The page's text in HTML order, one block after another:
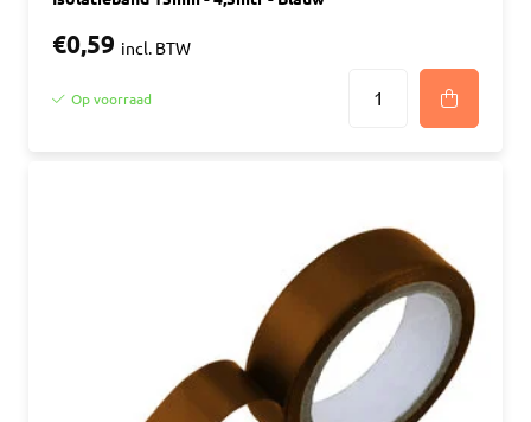
€0,59 incl. BTW
Op voorraad